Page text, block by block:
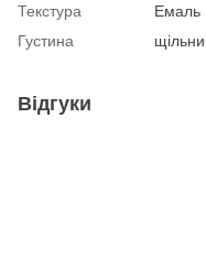
Текстура
Емаль
Густина
Відгуки